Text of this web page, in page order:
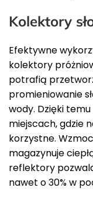
Kolektory
Efektywne
kolektory
potrafią
promieniowanie
wody. Dzięki
miejscach, gdzie
korzystne.
magazynuje
reflektory
nawet o 30% w